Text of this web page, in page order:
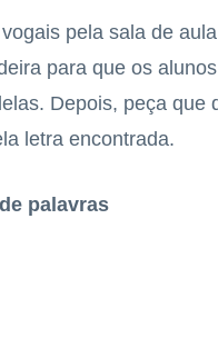
pela sala de
para que os
Depois, peça que
letra encontrada.
palavras